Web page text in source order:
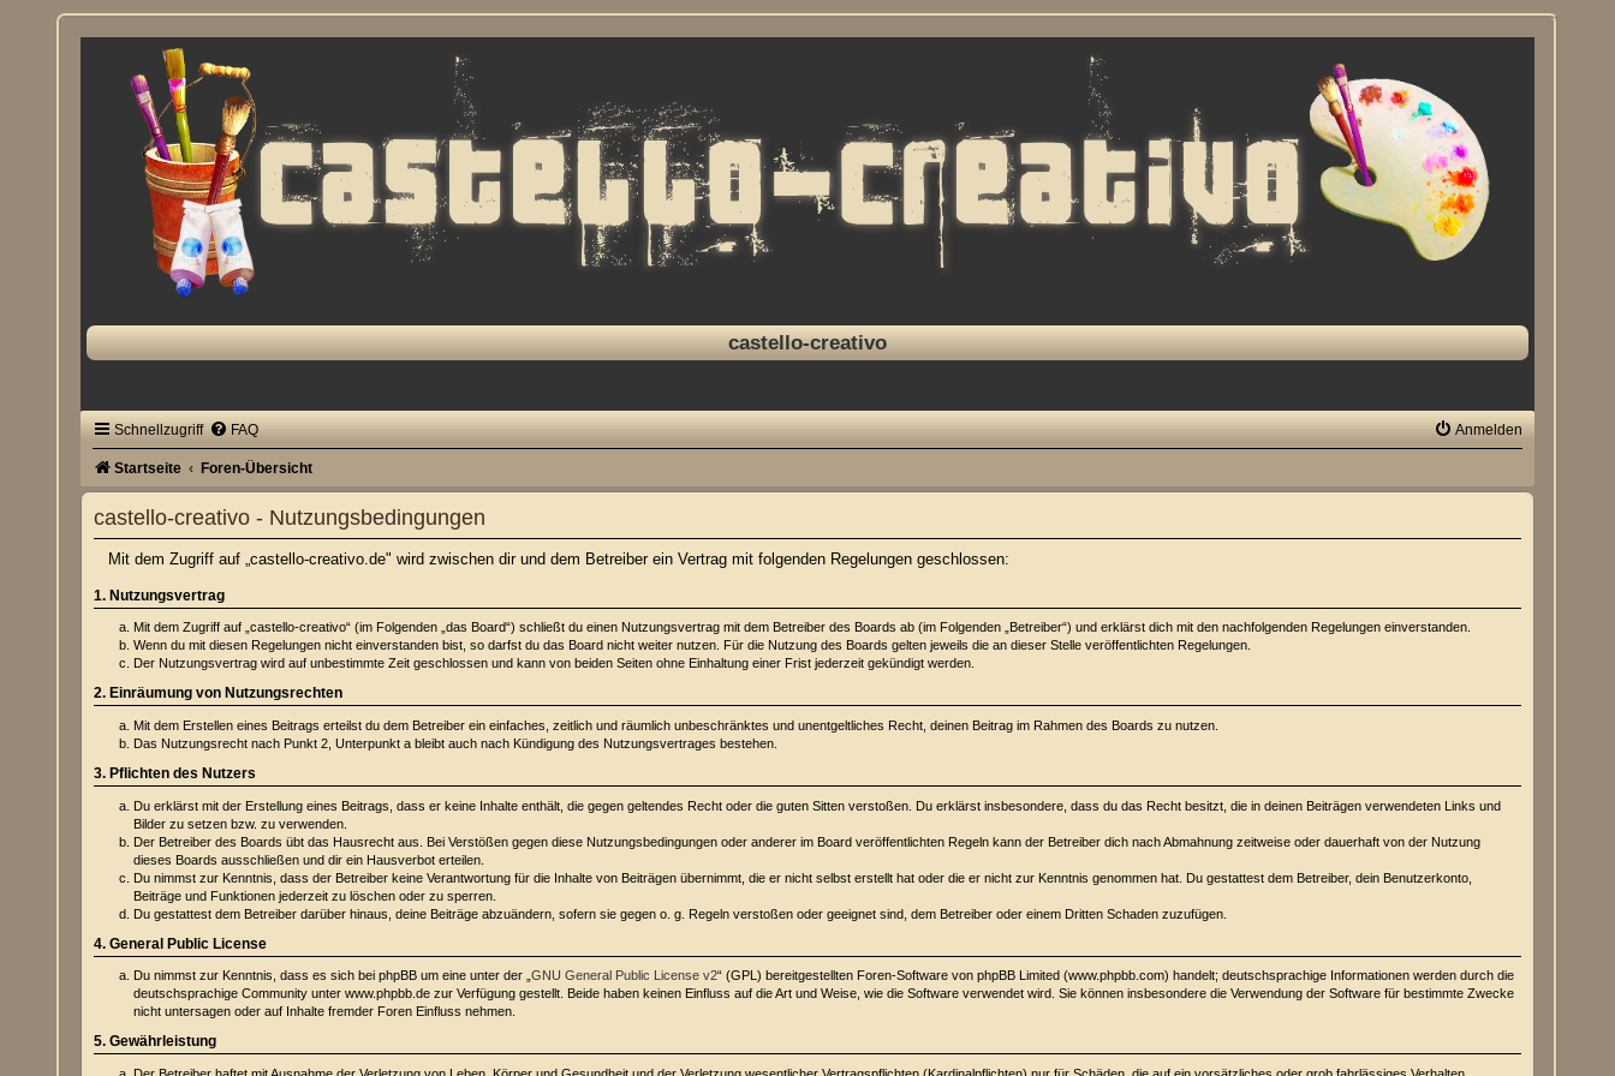
castello-creativo
Schnellzugriff FAQ Anmelden
Startseite Foren-Übersicht
castello-creativo - Nutzungsbedingungen
Mit dem Zugriff auf „castello-creativo.de" wird zwischen dir und dem Betreiber ein Vertrag mit folgenden Regelungen geschlossen:
1. Nutzungsvertrag
Mit dem Zugriff auf „castello-creativo“ (im Folgenden „das Board“) schließt du einen Nutzungsvertrag mit dem Betreiber des Boards ab (im Folgenden „Betreiber“) und erklärst dich mit den nachfolgenden Regelungen einverstanden.
Wenn du mit diesen Regelungen nicht einverstanden bist, so darfst du das Board nicht weiter nutzen. Für die Nutzung des Boards gelten jeweils die an dieser Stelle veröffentlichten Regelungen.
Der Nutzungsvertrag wird auf unbestimmte Zeit geschlossen und kann von beiden Seiten ohne Einhaltung einer Frist jederzeit gekündigt werden.
2. Einräumung von Nutzungsrechten
Mit dem Erstellen eines Beitrags erteilst du dem Betreiber ein einfaches, zeitlich und räumlich unbeschränktes und unentgeltliches Recht, deinen Beitrag im Rahmen des Boards zu nutzen.
Das Nutzungsrecht nach Punkt 2, Unterpunkt a bleibt auch nach Kündigung des Nutzungsvertrages bestehen.
3. Pflichten des Nutzers
Du erklärst mit der Erstellung eines Beitrags, dass er keine Inhalte enthält, die gegen geltendes Recht oder die guten Sitten verstoßen. Du erklärst insbesondere, dass du das Recht besitzt, die in deinen Beiträgen verwendeten Links und
Bilder zu setzen bzw. zu verwenden.
Der Betreiber des Boards übt das Hausrecht aus. Bei Verstößen gegen diese Nutzungsbedingungen oder anderer im Board veröffentlichten Regeln kann der Betreiber dich nach Abmahnung zeitweise oder dauerhaft von der Nutzung
dieses Boards ausschließen und dir ein Hausverbot erteilen.
Du nimmst zur Kenntnis, dass der Betreiber keine Verantwortung für die Inhalte von Beiträgen übernimmt, die er nicht selbst erstellt hat oder die er nicht zur Kenntnis genommen hat. Du gestattest dem Betreiber, dein Benutzerkonto,
Beiträge und Funktionen jederzeit zu löschen oder zu sperren.
Du gestattest dem Betreiber darüber hinaus, deine Beiträge abzuändern, sofern sie gegen o. g. Regeln verstoßen oder geeignet sind, dem Betreiber oder einem Dritten Schaden zuzufügen.
4. General Public License
Du nimmst zur Kenntnis, dass es sich bei phpBB um eine unter der „GNU General Public License v2“ (GPL) bereitgestellten Foren-Software von phpBB Limited (www.phpbb.com) handelt; deutschsprachige Informationen werden durch die
deutschsprachige Community unter www.phpbb.de zur Verfügung gestellt. Beide haben keinen Einfluss auf die Art und Weise, wie die Software verwendet wird. Sie können insbesondere die Verwendung der Software für bestimmte Zwecke
nicht untersagen oder auf Inhalte fremder Foren Einfluss nehmen.
5. Gewährleistung